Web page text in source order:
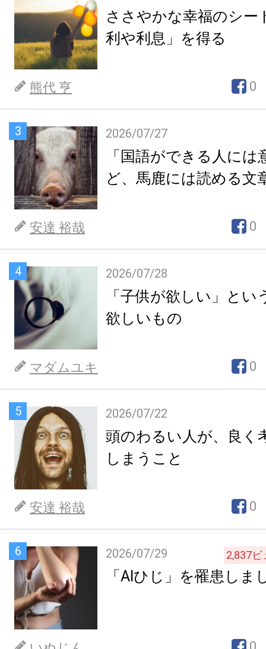
ささやかな幸福のシー
利や利息」を得る
熊代 亨 0
3 2026/07/27
「国語ができる人には
ど、馬鹿には読める文
安達 裕哉 0
4 2026/07/28
「子供が欲しい」とい
欲しいもの
マダムユキ 0
5 2026/07/22
頭のわるい人が、良く
しまうこと
安達 裕哉 0
6 2026/07/29 2,837ビ
「AIひじ」を罹患しま
0